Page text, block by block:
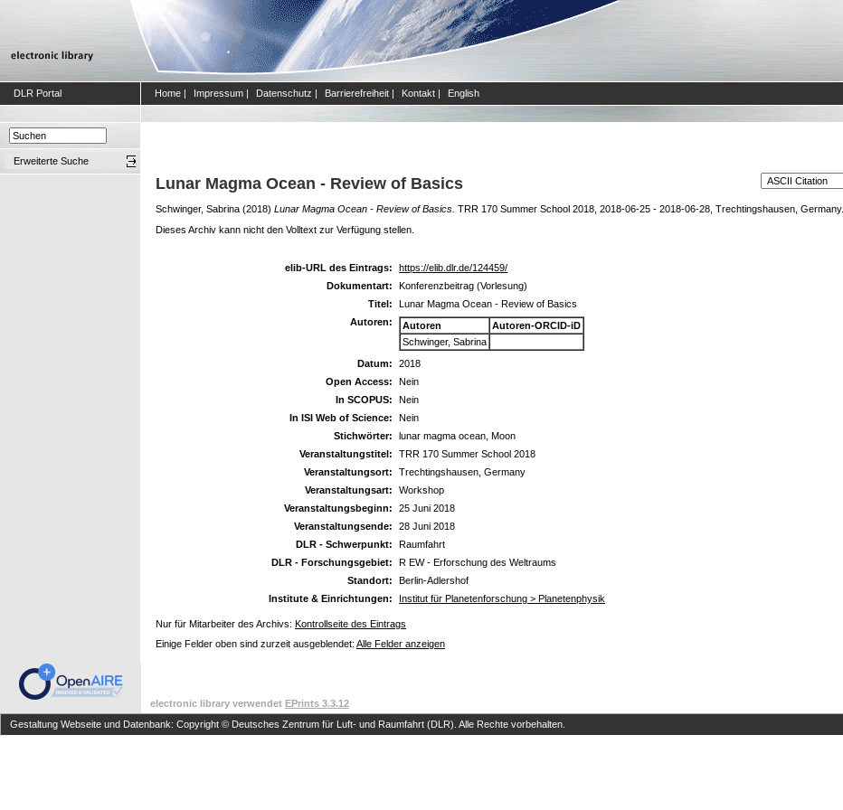
DLR Portal Home | Impressum | Datenschutz | Barrierefreiheit | Kontakt | English
Erweiterte Suche
Lunar Magma Ocean - Review of Basics
Schwinger, Sabrina (2018) Lunar Magma Ocean - Review of Basics. TRR 170 Summer School 2018, 2018-06-25 - 2018-06-28, Trechtingshausen, Germany.
Dieses Archiv kann nicht den Volltext zur Verfügung stellen.
elib-URL des Eintrags:
https://elib.dlr.de/124459/
Dokumentart:
Konferenzbeitrag (Vorlesung)
Titel:
Lunar Magma Ocean - Review of Basics
Autoren:
Autoren
Autoren-ORCID-iD
Schwinger, Sabrina
Datum:
2018
Open Access:
Nein
In SCOPUS:
Nein
In ISI Web of Science:
Nein
Stichwörter:
lunar magma ocean, Moon
Veranstaltungstitel:
TRR 170 Summer School 2018
Veranstaltungsort:
Trechtingshausen, Germany
Veranstaltungsart:
Workshop
Veranstaltungsbeginn:
25 Juni 2018
Veranstaltungsende:
28 Juni 2018
DLR - Schwerpunkt:
Raumfahrt
DLR - Forschungsgebiet:
R EW - Erforschung des Weltraums
Standort:
Berlin-Adlershof
Institute & Einrichtungen:
Institut für Planetenforschung > Planetenphysik
Nur für Mitarbeiter des Archivs: Kontrollseite des Eintrags
Einige Felder oben sind zurzeit ausgeblendet: Alle Felder anzeigen
electronic library verwendet EPrints 3.3.12
Gestaltung Webseite und Datenbank: Copyright © Deutsches Zentrum für Luft- und Raumfahrt (DLR). Alle Rechte vorbehalten.